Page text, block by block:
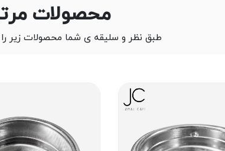
محصولات
طبق نظر و سلیقه ی شما محصولات زیر را